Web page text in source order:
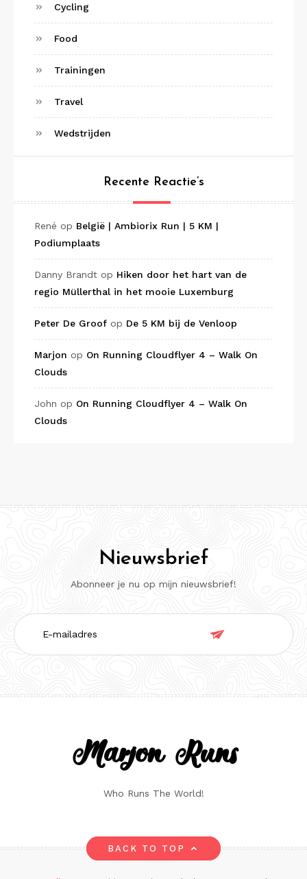
Cycling
Food
Trainingen
Travel
Wedstrijden
Recente Reactie’s
René op België | Ambiorix Run | 5 KM |
Podiumplaats
Danny Brandt op Hiken door het hart van de
regio Müllerthal in het mooie Luxemburg
Peter De Groof op De 5 KM bij de Venloop
Marjon op On Running Cloudflyer 4 – Walk On
Clouds
John op On Running Cloudflyer 4 – Walk On
Clouds
Nieuwsbrief
Abonneer je nu op mijn nieuwsbrief!
E-
mailadres

Marjon Runs
Who Runs The World!
BACK TO TOP